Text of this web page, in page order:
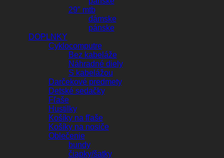
29″ mtb
dámske
pánske
DOPLNKY
Cyklocomputre
Bez kabeláže
Náhradné diely
S kabelážou
Darčekové predmety
Detské sedačky
Fľaše
Hustilky
Košíky na fľaše
Košíky na nosiče
Oblečenie
bundy
čiapky/šatky